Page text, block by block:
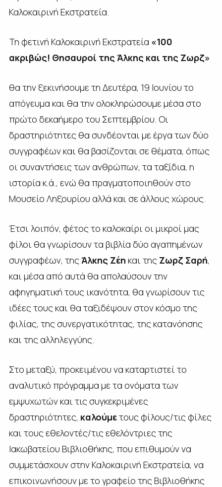
Καλοκαιρινή Εκστρατεία.
Τη φετινή Καλοκαιρινή Εκστρατεία «100
ακριβώς! Θησαυροί της Άλκης και της Ζωρζ»
θα την ξεκινήσουμε τη Δευτέρα, 19 Ιουνίου το
απόγευμα και θα την ολοκληρώσουμε μέσα στο
πρώτο δεκαήμερο του Σεπτεμβρίου. Οι
δραστηριότητες θα συνδέονται με έργα των δύο
συγγραφέων και θα βασίζονται σε θέματα, όπως
οι συναντήσεις των ανθρώπων, τα ταξίδια, η
ιστορία κ.ά., ενώ θα πραγματοποιηθούν στο
Μουσείο Ληξουρίου αλλά και σε άλλους χώρους.
Έτσι λοιπόν, φέτος το καλοκαίρι οι μικροί μας
φίλοι θα γνωρίσουν τα βιβλία δύο αγαπημένων
συγγραφέων, τηςΆλκης Ζέη και της Ζωρζ Σαρή,
και μέσα από αυτά θα απολαύσουν την
αφηγηματική τους ικανότητα, θα γνωρίσουν τις
ιδέες τους και θα ταξιδέψουν στον κόσμο της
φιλίας, της συνεργατικότητας, της κατανόησης
και της αλληλεγγύης.
Στο μεταξύ, προκειμένου να καταρτιστεί το
αναλυτικό πρόγραμμα με τα ονόματα των
εμψυχωτών και τις συγκεκριμένες
δραστηριότητες, καλούμετους φίλους/τις φίλες
και τους εθελοντές/τις εθελόντριες της
Ιακωβατείου Βιβλιοθήκης, που επιθυμούν να
συμμετάσχουν στην Καλοκαιρινή Εκστρατεία, να
επικοινωνήσουν με το γραφείο της Βιβλιοθήκης